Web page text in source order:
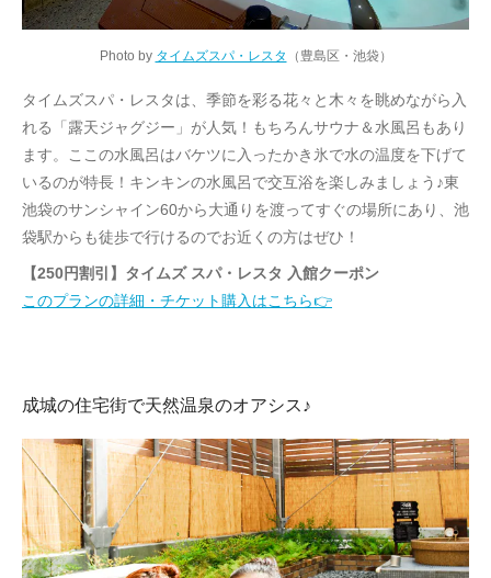
Photo by タイムズスパ・レスタ （豊島区・池袋）
タイムズスパ・レスタは、季節を彩る花々と木々を眺めながら入
れる「露天ジャグジー」が人気！もちろんサウナ＆水風呂もあり
ます。ここの水風呂はバケツに入ったかき氷で水の温度を下げて
いるのが特長！キンキンの水風呂で交互浴を楽しみましょう♪東
池袋のサンシャイン60から大通りを渡ってすぐの場所にあり、池
袋駅からも徒歩で行けるのでお近くの方はぜひ！
【250円割引】タイムズ スパ・レスタ 入館クーポン
このプランの詳細・チケット購入はこちら👉
成城の住宅街で天然温泉のオアシス♪